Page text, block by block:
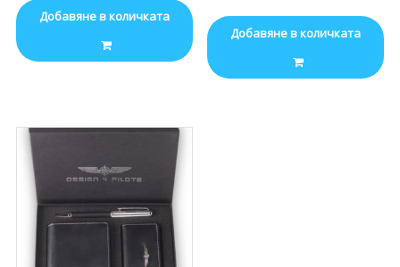
Добавяне в количката
Добавяне в количката